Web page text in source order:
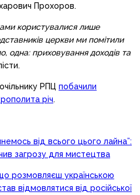
Прохоров.
користувалися лише
церкви ми помітили
одна: приховування доходів та
РПЦ побачили
річ.
від всього цього лайна”:
загрозу для мистецтва
розмовляєш українською
відмовлятися від російської